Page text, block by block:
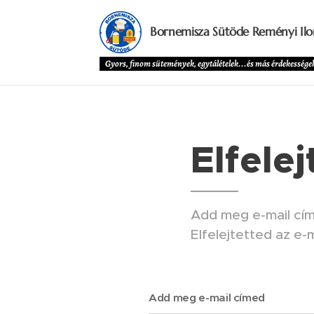
Bornemisza Sütöde Reményi
Gyors, finom sütemények, egytálételek...és más
Add meg e-mail
Elfelejtetted az e-
Add meg e-mail címed